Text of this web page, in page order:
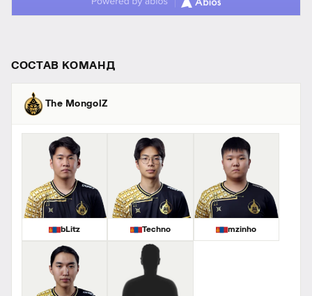
СОСТАВ КОМАНД
The MongolZ
bLitz Techno mzinho